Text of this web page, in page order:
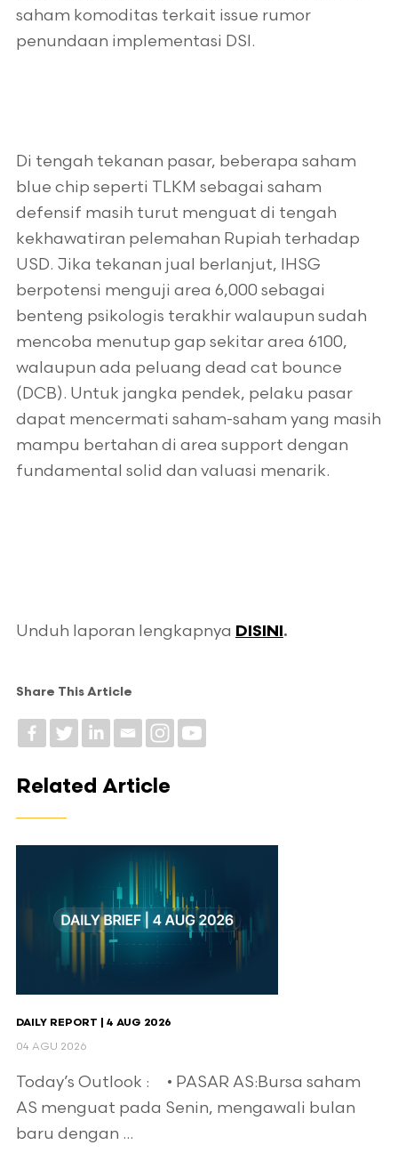
saham komoditas terkait issue rumor
penundaan implementasi DSI.
Di tengah tekanan pasar, beberapa saham
blue chip seperti TLKM sebagai saham
defensif masih turut menguat di tengah
kekhawatiran pelemahan Rupiah terhadap
USD. Jika tekanan jual berlanjut, IHSG
berpotensi menguji area 6,000 sebagai
benteng psikologis terakhir walaupun sudah
mencoba menutup gap sekitar area 6100,
walaupun ada peluang dead cat bounce
(DCB). Untuk jangka pendek, pelaku pasar
dapat mencermati saham-saham yang masih
mampu bertahan di area support dengan
fundamental solid dan valuasi menarik.
Unduh laporan lengkapnya DISINI.
Share This Article
Related Article
DAILY REPORT | 4 AUG 2026
04 AGU 2026
Today’s Outlook : • PASAR AS:Bursa saham
AS menguat pada Senin, mengawali bulan
baru dengan ...